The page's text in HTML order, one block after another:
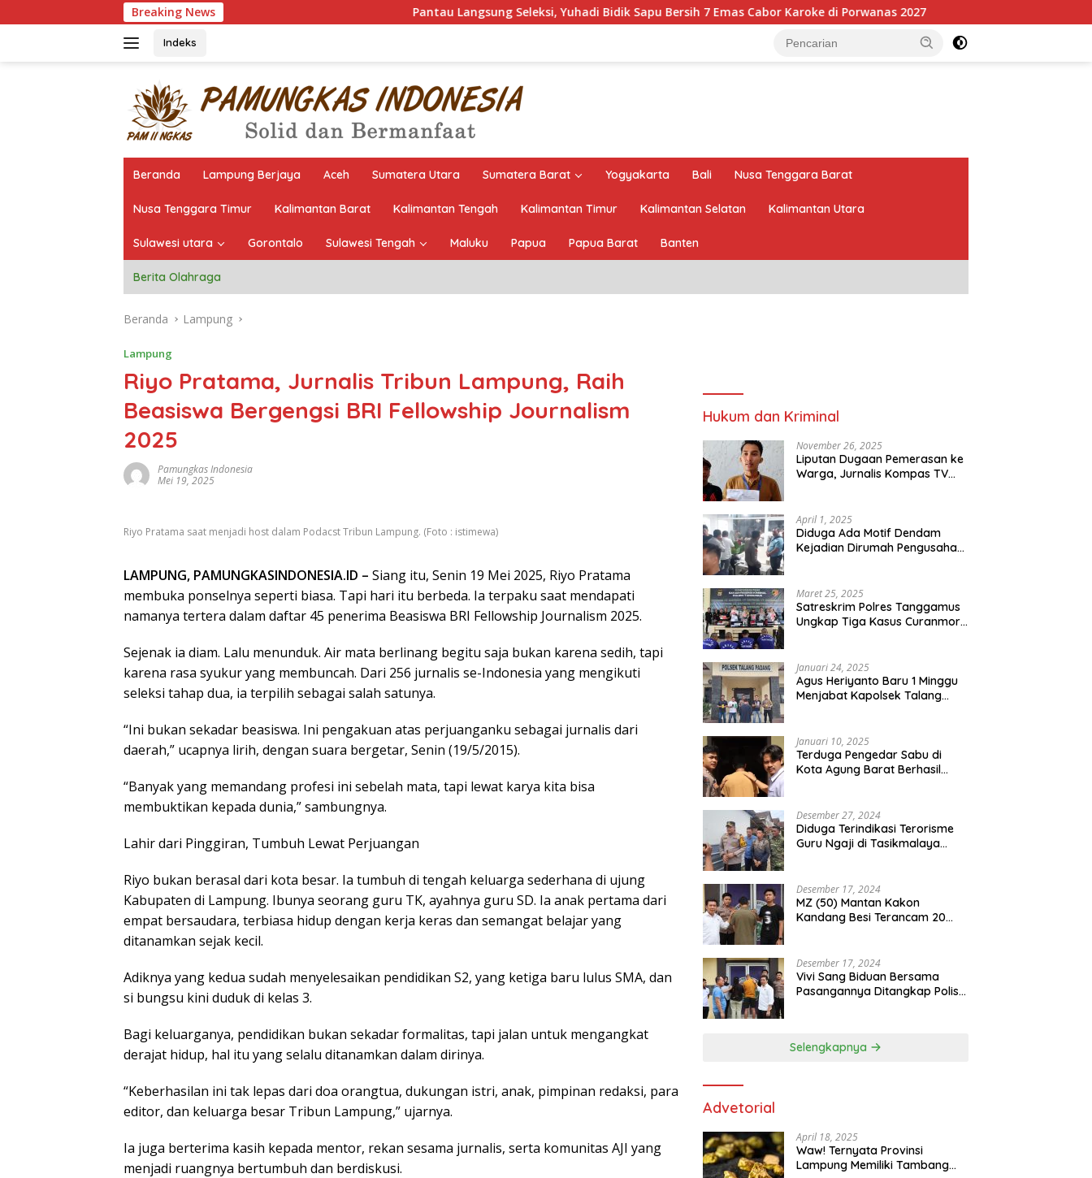
ke
Breaking News Pantau Langsung Seleksi, Yuhadi Bidik Sapu Bersih 7 Emas Cabor Karoke di Porwanas 2027 Pimpin HKTI Lampung, Mirza
Indeks
Beranda Lampung Berjaya Aceh Sumatera Utara Sumatera Barat Yogyakarta Bali Nusa Tenggara Barat
Nusa Tenggara Timur Kalimantan Barat Kalimantan Tengah Kalimantan Timur Kalimantan Selatan Kalimantan Utara
Sulawesi utara Gorontalo Sulawesi Tengah Maluku Papua Papua Barat Banten
Berita Olahraga
Beranda Lampung
Lampung
Riyo Pratama, Jurnalis Tribun Lampung, Raih
Beasiswa Bergengsi BRI Fellowship Journalism
2025
Pamungkas Indonesia
Mei 19, 2025
Riyo Pratama saat menjadi host dalam Podacst Tribun Lampung. (Foto : istimewa)
LAMPUNG, PAMUNGKASINDONESIA.ID – Siang itu, Senin 19 Mei 2025, Riyo Pratama
membuka ponselnya seperti biasa. Tapi hari itu berbeda. Ia terpaku saat mendapati
namanya tertera dalam daftar 45 penerima Beasiswa BRI Fellowship Journalism 2025.
Sejenak ia diam. Lalu menunduk. Air mata berlinang begitu saja bukan karena sedih, tapi
karena rasa syukur yang membuncah. Dari 256 jurnalis se-Indonesia yang mengikuti
seleksi tahap dua, ia terpilih sebagai salah satunya.
“Ini bukan sekadar beasiswa. Ini pengakuan atas perjuanganku sebagai jurnalis dari
daerah,” ucapnya lirih, dengan suara bergetar, Senin (19/5/2015).
“Banyak yang memandang profesi ini sebelah mata, tapi lewat karya kita bisa
membuktikan kepada dunia,” sambungnya.
Lahir dari Pinggiran, Tumbuh Lewat Perjuangan
Riyo bukan berasal dari kota besar. Ia tumbuh di tengah keluarga sederhana di ujung
Kabupaten di Lampung. Ibunya seorang guru TK, ayahnya guru SD. Ia anak pertama dari
empat bersaudara, terbiasa hidup dengan kerja keras dan semangat belajar yang
ditanamkan sejak kecil.
Adiknya yang kedua sudah menyelesaikan pendidikan S2, yang ketiga baru lulus SMA, dan
si bungsu kini duduk di kelas 3.
Bagi keluarganya, pendidikan bukan sekadar formalitas, tapi jalan untuk mengangkat
derajat hidup, hal itu yang selalu ditanamkan dalam dirinya.
“Keberhasilan ini tak lepas dari doa orangtua, dukungan istri, anak, pimpinan redaksi, para
editor, dan keluarga besar Tribun Lampung,” ujarnya.
Ia juga berterima kasih kepada mentor, rekan sesama jurnalis, serta komunitas AJI yang
menjadi ruangnya bertumbuh dan berdiskusi.
Hukum dan Kriminal
November 26, 2025
Liputan Dugaan Pemerasan ke
Warga, Jurnalis Kompas TV
April 1, 2025
Diduga Ada Motif Dendam
Kejadian Dirumah Pengusaha
Maret 25, 2025
Satreskrim Polres Tanggamus
Ungkap Tiga Kasus Curanmor,
Januari 24, 2025
Agus Heriyanto Baru 1 Minggu
Menjabat Kapolsek Talang
Januari 10, 2025
Terduga Pengedar Sabu di
Kota Agung Barat Berhasil
Desember 27, 2024
Diduga Terindikasi Terorisme
Guru Ngaji di Tasikmalaya
Desember 17, 2024
MZ (50) Mantan Kakon
Kandang Besi Terancam 20
Desember 17, 2024
Vivi Sang Biduan Bersama
Pasangannya Ditangkap Polisi
Selengkapnya
Advetorial
April 18, 2025
Waw! Ternyata Provinsi
Lampung Memiliki Tambang